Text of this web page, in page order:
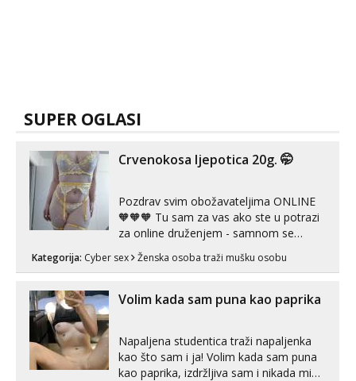
SUPER OGLASI
Crvenokosa ljepotica 20g. 🤭
Pozdrav svim obožavateljima ONLINE
🧡🧡🧡 Tu sam za vas ako ste u potrazi
za online druženjem - samnom se
možete zabaviti preko videopoziva, ili
ako vam nisam dovoljna radim i u paru i
😉 Radim i vruća tipkanja uz slike i hot
line pozive. Za vas sam pripremila ...
Kategorija: Cyber sex Ženska osoba traži mušku osobu
Volim kada sam puna kao paprika
Napaljena studentica traži napaljenka
kao što sam i ja! Volim kada sam puna
kao paprika, izdržljiva sam i nikada mi